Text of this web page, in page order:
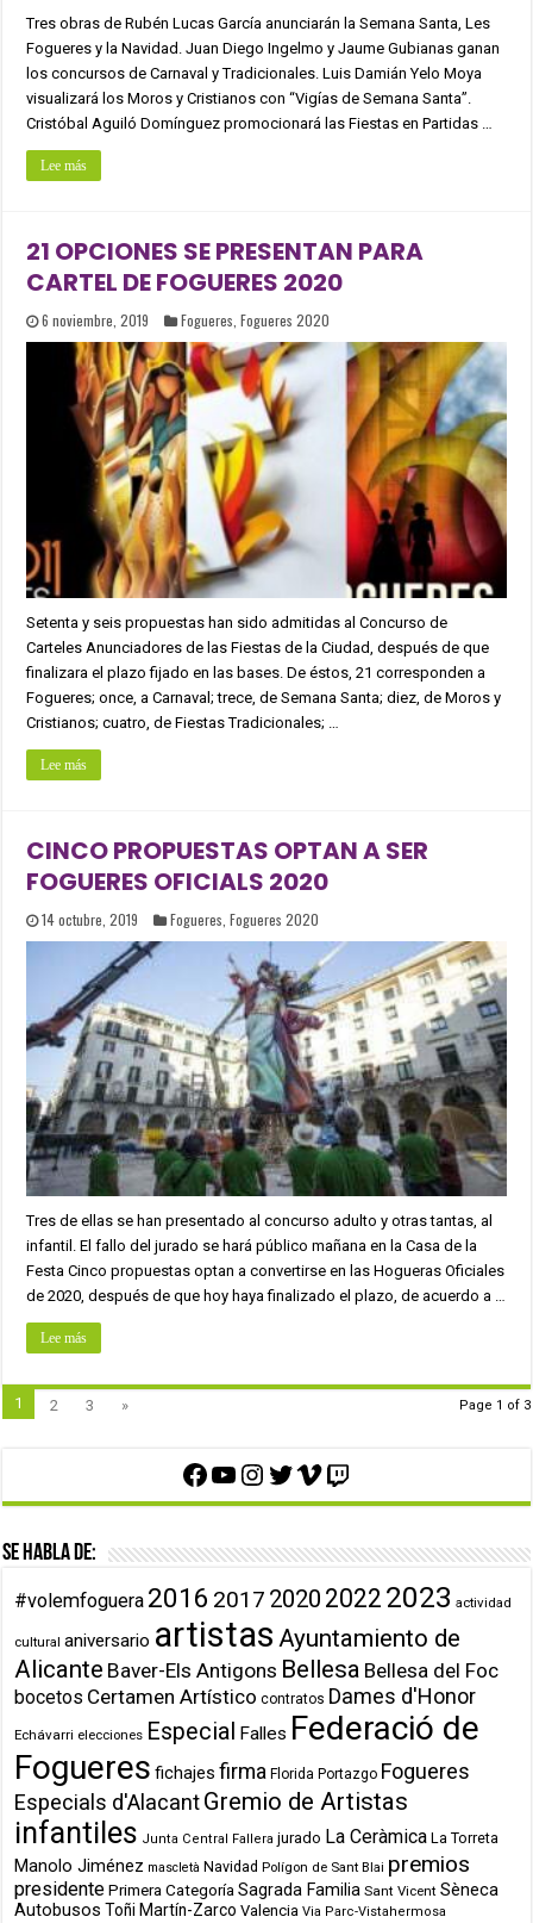
Tres obras de Rubén Lucas García anunciarán la Semana Santa, Les
Fogueres y la Navidad. Juan Diego Ingelmo y Jaume Gubianas ganan
los concursos de Carnaval y Tradicionales. Luis Damián Yelo Moya
visualizará los Moros y Cristianos con “Vigías de Semana Santa”.
Cristóbal Aguiló Domínguez promocionará las Fiestas en Partidas …
Lee más
21 OPCIONES SE PRESENTAN PARA
CARTEL DE FOGUERES 2020
6 noviembre, 2019 Fogueres ,Fogueres 2020
Setenta y seis propuestas han sido admitidas al Concurso de
Carteles Anunciadores de las Fiestas de la Ciudad, después de que
finalizara el plazo fijado en las bases. De éstos, 21 corresponden a
Fogueres; once, a Carnaval; trece, de Semana Santa; diez, de Moros y
Cristianos; cuatro, de Fiestas Tradicionales; …
Lee más
CINCO PROPUESTAS OPTAN A SER
FOGUERES OFICIALS 2020
14 octubre, 2019 Fogueres ,Fogueres 2020
Tres de ellas se han presentado al concurso adulto y otras tantas, al
infantil. El fallo del jurado se hará público mañana en la Casa de la
Festa Cinco propuestas optan a convertirse en las Hogueras Oficiales
de 2020, después de que hoy haya finalizado el plazo, de acuerdo a …
Lee más
Page 1 of 3
1 2 3 »
Facebook
YouTube
Instagram
Twitter
Vimeo
Twitch
Se habla de:
#volemfoguera 2016 2017 2020 2022 2023 actividad
cultural aniversario artistas Ayuntamiento de
Alicante Baver-Els Antigons Bellesa Bellesa del Foc
bocetos Certamen Artístico contratos Dames d'Honor
Echávarri elecciones Especial Falles Federació de
Fogueres fichajes firma Florida Portazgo Fogueres
Especials d'AlacantGremio de Artistas
infantiles Junta Central Fallera jurado La Ceràmica La Torreta
Manolo Jiménez mascletà Navidad Polígon de Sant Blai premios
presidente Primera Categoría Sagrada Familia Sant Vicent Sèneca
Autobusos Toñi Martín-Zarco Valencia Via Parc-Vistahermosa